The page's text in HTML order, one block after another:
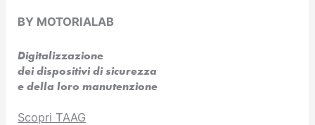
BY MOTORIALAB
Digitalizzazione
dei dispositivi di sicurezza
e della loro manutenzione
Scopri TAAG